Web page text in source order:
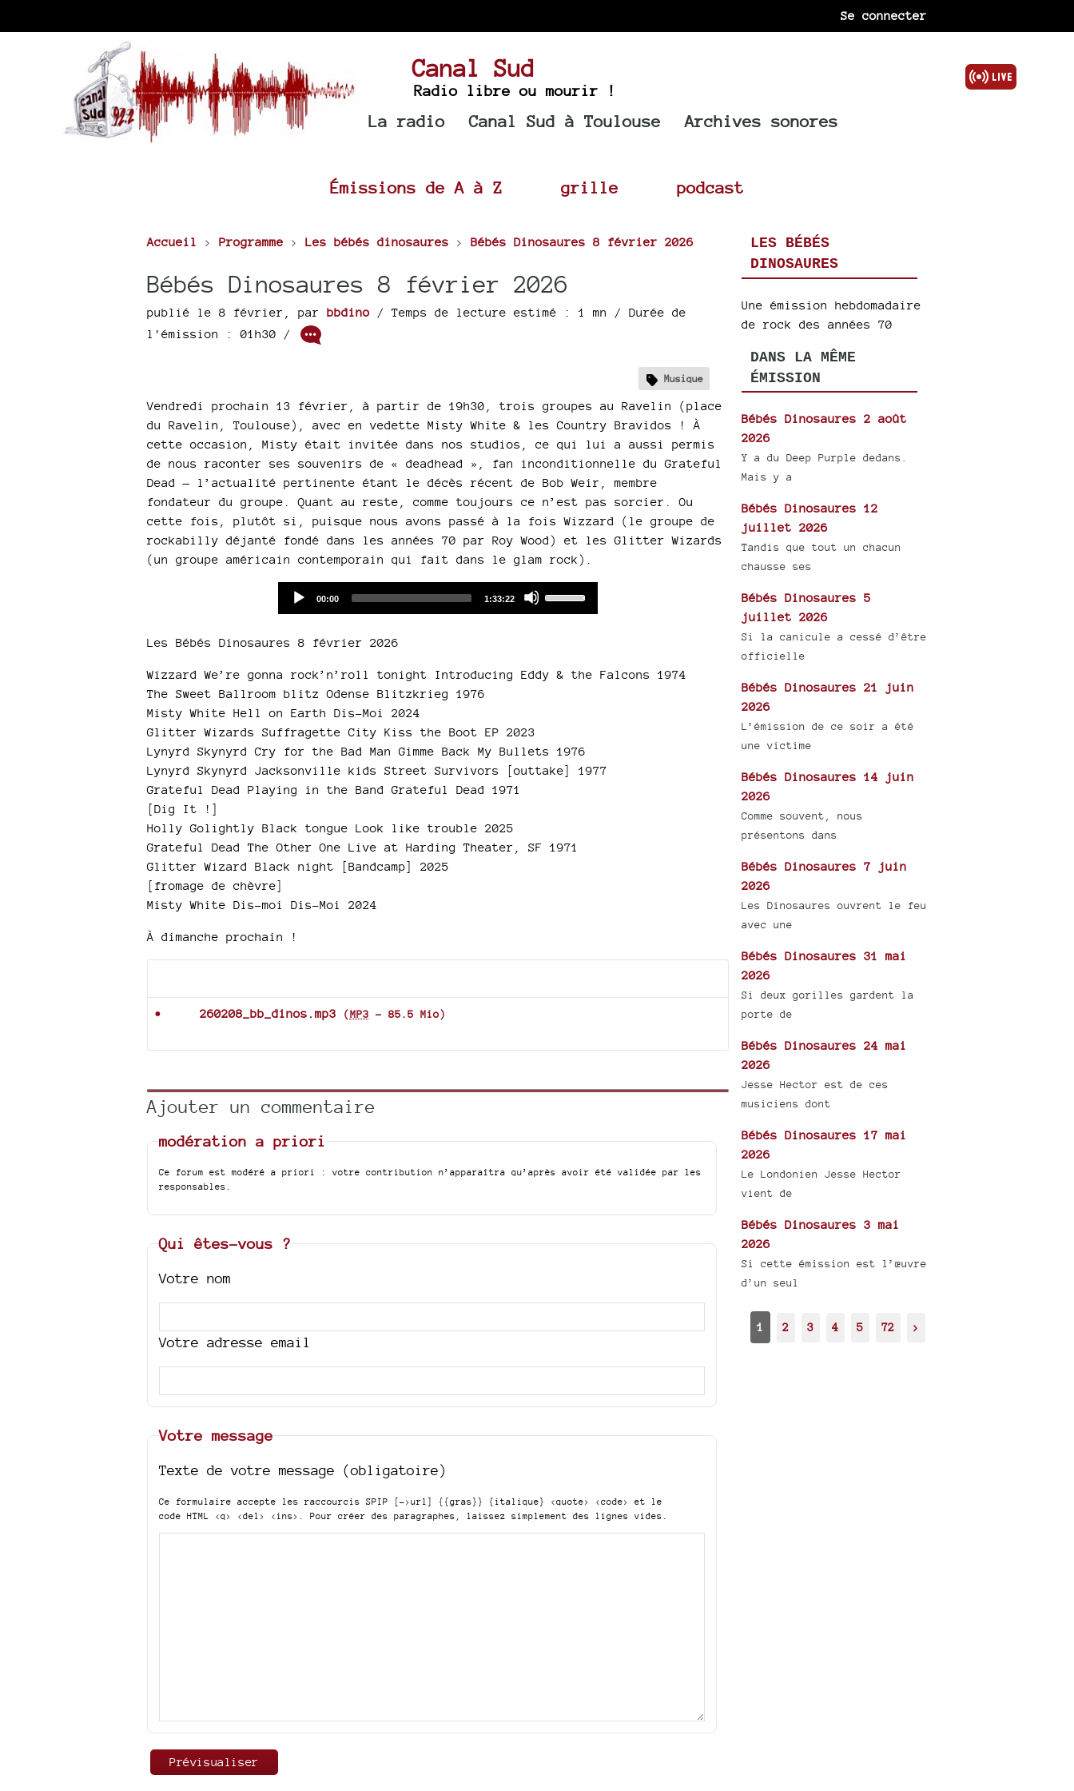
Se connecter
Canal Sud
Radio libre ou mourir !
La radio Canal Sud à Toulouse Archives sonores
Émissions de A à Z grille podcast
Accueil > Programme > Les bébés dinosaures > Bébés Dinosaures 8 février 2026
Bébés Dinosaures 8 février 2026
publié le 8 février par bbdino/ Temps de lecture estimé : 1 mn / Durée de
l'émission : 01h30 /
Musique
Vendredi prochain 13 février, à partir de 19h30, trois groupes au Ravelin (place
du Ravelin, Toulouse), avec en vedette Misty White & les Country Bravidos ! À
cette occasion, Misty était invitée dans nos studios, ce qui lui a aussi permis
de nous raconter ses souvenirs de « deadhead », fan inconditionnelle du Grateful
Dead — l’actualité pertinente étant le décès récent de Bob Weir, membre
fondateur du groupe. Quant au reste, comme toujours ce n’est pas sorcier. Ou
cette fois, plutôt si, puisque nous avons passé à la fois Wizzard (le groupe de
rockabilly déjanté fondé dans les années 70 par Roy Wood) et les Glitter Wizards
(un groupe américain contemporain qui fait dans le glam rock).
Current
00:00
Total
1:33:22
Les Bébés Dinosaures 8 février 2026
Wizzard We’re gonna rock’n’roll tonight Introducing Eddy & the Falcons 1974
The Sweet Ballroom blitz Odense Blitzkrieg 1976
Misty White Hell on Earth Dis-Moi 2024
Glitter Wizards Suffragette City Kiss the Boot EP 2023
Lynyrd Skynyrd Cry for the Bad Man Gimme Back My Bullets 1976
Lynyrd Skynyrd Jacksonville kids Street Survivors [outtake] 1977
Grateful Dead Playing in the Band Grateful Dead 1971
[Dig It !]
Holly Golightly Black tongue Look like trouble 2025
Grateful Dead The Other One Live at Harding Theater, SF 1971
Glitter Wizard Black night [Bandcamp] 2025
[fromage de chèvre]
Misty White Dis-moi Dis-Moi 2024
À dimanche prochain !
260208_bb_dinos.mp3 (MP3 - 85.5 Mio)
Ajouter un commentaire
modération a priori
Ce forum est modéré a priori : votre contribution n’apparaîtra qu’après avoir été validée par les
responsables.
Qui êtes-vous ?
Votre nom
Votre adresse email
Votre message
Texte de votre message (obligatoire)
Ce formulaire accepte les raccourcis SPIP [->url] {{gras}} {italique} <quote> <code>
et le
code HTML <q> <del> <ins> . Pour créer des paragraphes, laissez simplement des lignes vides.
LES BÉBÉS
DINOSAURES
Une émission hebdomadaire
de rock des années 70
DANS LA MÊME
ÉMISSION
Bébés Dinosaures 2 août
2026
Y a du Deep Purple dedans.
Mais y a
Bébés Dinosaures 12
juillet 2026
Tandis que tout un chacun
chausse ses
Bébés Dinosaures 5
juillet 2026
Si la canicule a cessé d’être
officielle
Bébés Dinosaures 21 juin
2026
L’émission de ce soir a été
une victime
Bébés Dinosaures 14 juin
2026
Comme souvent, nous
présentons dans
Bébés Dinosaures 7 juin
2026
Les Dinosaures ouvrent le feu
avec une
Bébés Dinosaures 31 mai
2026
Si deux gorilles gardent la
porte de
Bébés Dinosaures 24 mai
2026
Jesse Hector est de ces
musiciens dont
Bébés Dinosaures 17 mai
2026
Le Londonien Jesse Hector
vient de
Bébés Dinosaures 3 mai
2026
Si cette émission est l’œuvre
d’un seul
1 2 3 4 5 72 >